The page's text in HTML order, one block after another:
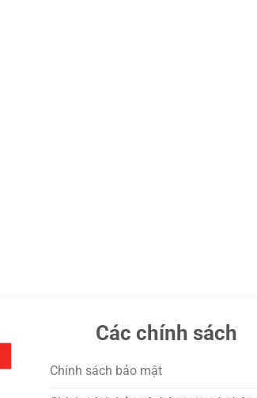
Các chính sách
Chính sách bảo mật